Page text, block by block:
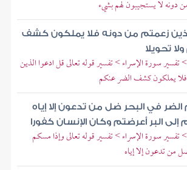
دونه لا يستجيبون لهم بشيء
زعمتم من دونه فلا يملكون كشف
تحويلا
تفسير سورة الإسراء > تفسير قوله تعالى قل ادعوا الذين
يملكون كشف الضر عنكم
في البحر ضل من تدعون إلا إياه
إلى البر أعرضتم وكان الإنسان كفورا
تفسير سورة الإسراء > تفسير قوله تعالى وإذا مسكم
من تدعون إلا إياه